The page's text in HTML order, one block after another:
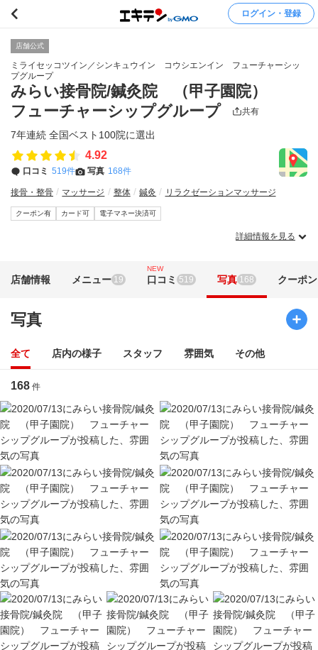
ログイン・登録
店舗公式
ミライセッコツイン／シンキュウイン コウシエンイン フューチャーシッ
プグループ
みらい接骨院/鍼灸院 （甲子園院）
フューチャーシップグループ
共有
7年連続 全国ベスト100院に選出
4.92
口コミ 519件 写真 168件
接骨・整骨 マッサージ 整体 鍼灸 リラクゼーションマッサージ
クーポン有 カード可 電子マネー決済可
詳細情報を見る
店舗情報 メニュー 19
NEW
口コミ 519 写真 168 クーポン
写真
全て 店内の様子 スタッフ 雰囲気 その他
168 件